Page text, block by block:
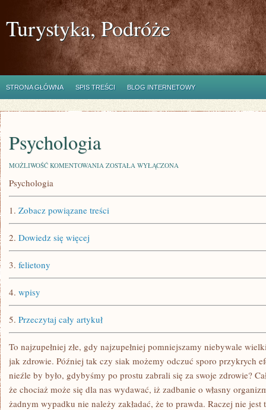
Turystyka, Podróże
STRONA GŁÓWNA SPIS TREŚCI BLOG INTERNETOWY
Psychologia
MOŻLIWOŚĆ KOMENTOWANIA PSYCHOLOGIA
ZOSTAŁA WYŁĄCZONA
Psychologia
1. Zobacz powiązane treści
2. Dowiedz się więcej
3. felietony
4. wpisy
5. Przeczytaj cały artykuł
To najzupełniej złe, gdy najzupełniej pomniejszamy niebywale
jak zdrowie. Później tak czy siak możemy odczuć sporo przykrych
nieźle by było, gdybyśmy po prostu zabrali się za swoje zdrowie?
że chociaż może się dla nas wydawać, iż zadbanie o własny
żadnym wypadku nie należy zakładać, że to prawda. Raczej nie